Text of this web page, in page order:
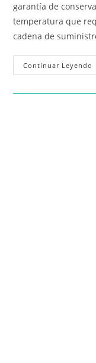
garantía de
temperatura que
cadena de
Continuar Leyendo